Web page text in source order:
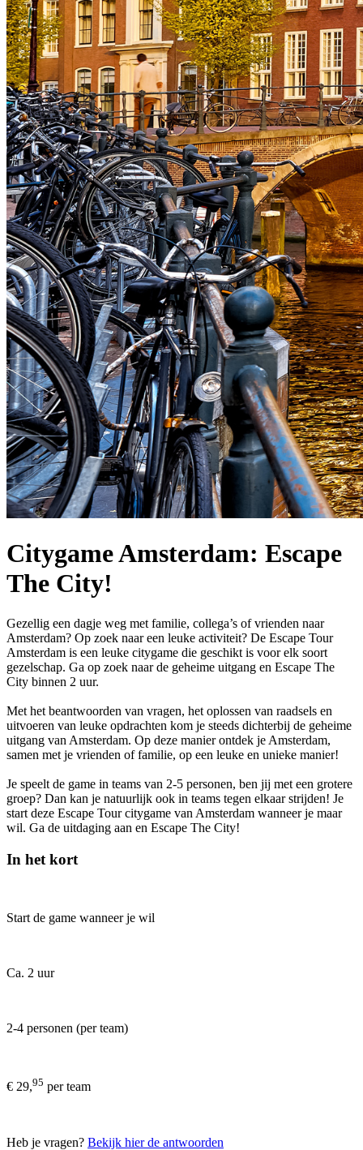
Citygame Amsterdam: Escape
The City!
Gezellig een dagje weg met familie, collega’s of vrienden naar
Amsterdam? Op zoek naar een leuke activiteit? De Escape Tour
Amsterdam is een leuke citygame die geschikt is voor elk soort
gezelschap. Ga op zoek naar de geheime uitgang en Escape The
City binnen 2 uur.
Met het beantwoorden van vragen, het oplossen van raadsels en
uitvoeren van leuke opdrachten kom je steeds dichterbij de geheime
uitgang van Amsterdam. Op deze manier ontdek je Amsterdam,
samen met je vrienden of familie, op een leuke en unieke manier!
Je speelt de game in teams van 2-5 personen, ben jij met een grotere
groep? Dan kan je natuurlijk ook in teams tegen elkaar strijden! Je
start deze Escape Tour citygame van Amsterdam wanneer je maar
wil. Ga de uitdaging aan en Escape The City!
In het kort
Start de game wanneer je wil
Ca. 2 uur
2-4 personen (per team)
€ 29,95 per team
Heb je vragen? Bekijk hier de antwoorden